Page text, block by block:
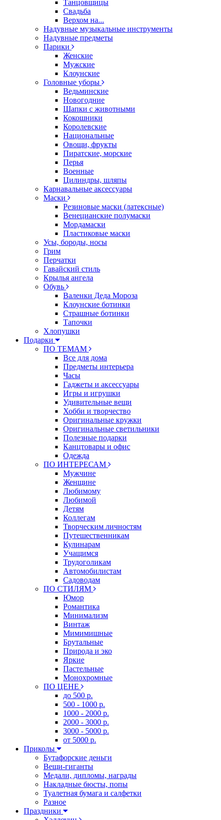
Танцовщицы
Свадьба
Верхом на...
Надувные музыкальные инструменты
Надувные предметы
Парики
Женские
Мужские
Клоунские
Головные уборы
Ведьминские
Новогодние
Шапки с животными
Кокошники
Королевские
Национальные
Овощи, фрукты
Пиратские, морские
Перья
Военные
Цилиндры, шляпы
Карнавальные аксессуары
Маски
Резиновые маски (латексные)
Венецианские полумаски
Мордамаски
Пластиковые маски
Усы, бороды, носы
Грим
Перчатки
Гавайский стиль
Крылья ангела
Обувь
Валенки Деда Мороза
Клоунские ботинки
Страшные ботинки
Тапочки
Хлопушки
Подарки
ПО ТЕМАМ
Все для дома
Предметы интерьера
Часы
Гаджеты и аксессуары
Игры и игрушки
Удивительные вещи
Хобби и творчество
Оригинальные кружки
Оригинальные светильники
Полезные подарки
Канцтовары и офис
Одежда
ПО ИНТЕРЕСАМ
Мужчине
Женщине
Любимому
Любимой
Детям
Коллегам
Творческим личностям
Путешественникам
Кулинарам
Учащимся
Трудоголикам
Автомобилистам
Садоводам
ПО СТИЛЯМ
Юмор
Романтика
Минимализм
Винтаж
Мимимишные
Брутальные
Природа и эко
Яркие
Пастельные
Монохромные
ПО ЦЕНЕ
до 500 р.
500 - 1000 р.
1000 - 2000 р.
2000 - 3000 р.
3000 - 5000 р.
от 5000 р.
Приколы
Бутафорские деньги
Вещи-гиганты
Медали, дипломы, награды
Накладные бюсты, попы
Туалетная бумага и салфетки
Разное
Праздники